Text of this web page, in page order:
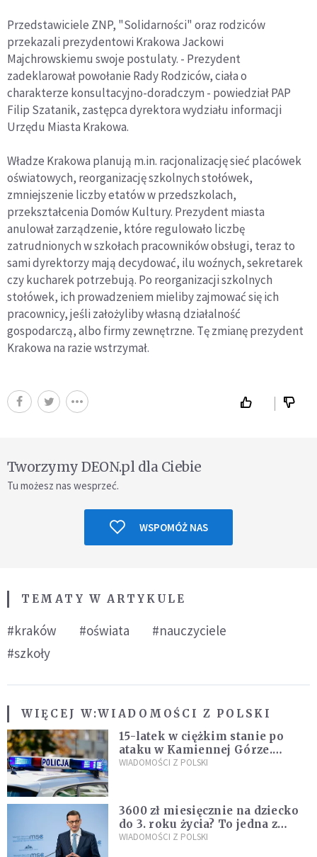
Przedstawiciele ZNP, "Solidarności" oraz rodziców
przekazali prezydentowi Krakowa Jackowi
Majchrowskiemu swoje postulaty. - Prezydent
zadeklarował powołanie Rady Rodziców, ciała o
charakterze konsultacyjno-doradczym - powiedział PAP
Filip Szatanik, zastępca dyrektora wydziału informacji
Urzędu Miasta Krakowa.
Władze Krakowa planują m.in. racjonalizację sieć placówek
oświatowych, reorganizację szkolnych stołówek,
zmniejszenie liczby etatów w przedszkolach,
przekształcenia Domów Kultury. Prezydent miasta
anulował zarządzenie, które regulowało liczbę
zatrudnionych w szkołach pracowników obsługi, teraz to
sami dyrektorzy mają decydować, ilu woźnych, sekretarek
czy kucharek potrzebują. Po reorganizacji szkolnych
stołówek, ich prowadzeniem mieliby zajmować się ich
pracownicy, jeśli założyliby własną działalność
gospodarczą, albo firmy zewnętrzne. Tę zmianę prezydent
Krakowa na razie wstrzymał.
Tworzymy DEON.pl dla Ciebie
Tu możesz nas wesprzeć.
WSPOMÓŻ NAS
TEMATY W ARTYKULE
#kraków #oświata
#nauczyciele
#szkoły
WIĘCEJ W:WIADOMOŚCI Z POLSKI
15-latek w ciężkim stanie po
ataku w Kamiennej Górze.
Policja zatrzymała dwóch
WIADOMOŚCI Z POLSKI
3600 zł miesięcznie na dziecko
do 3. roku życia? To jedna z
propozycji programu "Rozwój
WIADOMOŚCI Z POLSKI